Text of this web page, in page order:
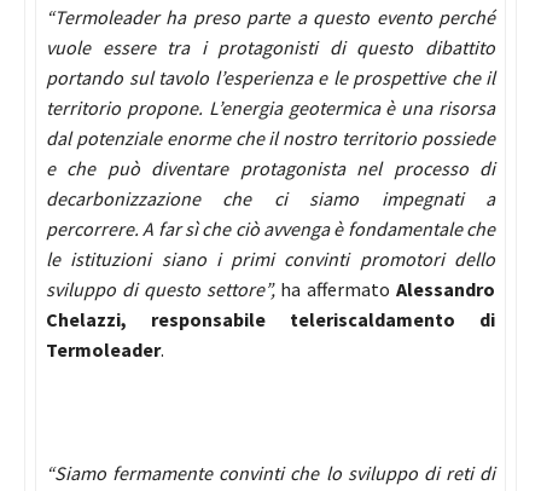
“Termoleader ha preso parte a questo evento perché
vuole essere tra i protagonisti di questo dibattito
portando sul tavolo l’esperienza e le prospettive che il
territorio propone. L’energia geotermica è una risorsa
dal potenziale enorme che il nostro territorio possiede
e che può diventare protagonista nel processo di
decarbonizzazione che ci siamo impegnati a
percorrere. A far sì che ciò avvenga è fondamentale che
le istituzioni siano i primi convinti promotori dello
sviluppo di questo settore”,ha affermato Alessandro
Chelazzi, responsabile teleriscaldamento di
Termoleader.
“Siamo fermamente convinti che lo sviluppo di reti di